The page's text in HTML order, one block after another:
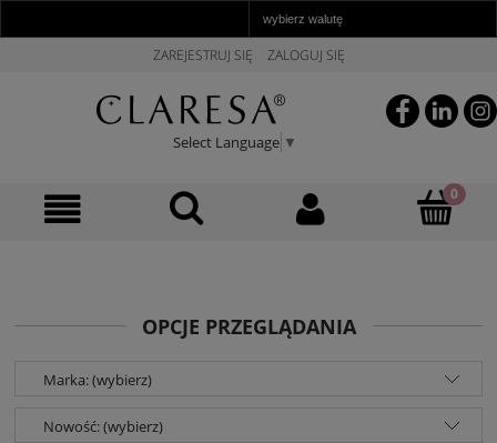
ZAREJESTRUJ SIĘ ZALOGUJ SIĘ
Select Language ▼
OPCJE PRZEGLĄDANIA
Marka: (wybierz)
Nowość: (wybierz)